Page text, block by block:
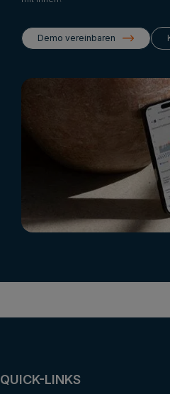
Demo vereinbaren
QUICK-LINKS